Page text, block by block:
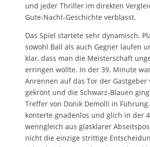
und jeder Thriller im direkten
Gute-Nacht-Geschichte verblasst.
Das Spiel startete sehr dynamisch.
sowohl Ball als auch Gegner laufen
klar, dass man die Meisterschaft
erringen wollte. In der 39. Minute
Anrennen auf das Tor der Gastgeber
gekrönt und die Schwarz-Blauen
Treffer von Donik Demolli in
konterte gnadenlos und glich in der
wenngleich aus glasklarer
nicht die einzige strittige